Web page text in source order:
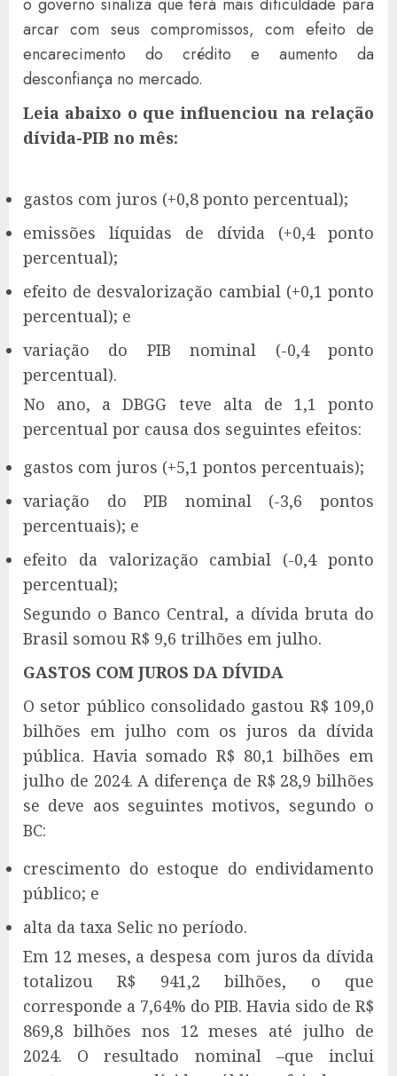
arcar com seus compromissos, com efeito de
encarecimento do crédito e aumento da
desconfiança no mercado.
Leia abaixo o que influenciou na relação
dívida-PIB no mês:
gastos com juros (+0,8 ponto percentual);
emissões líquidas de dívida (+0,4 ponto
percentual);
efeito de desvalorização cambial (+0,1 ponto
percentual); e
variação do PIB nominal (-0,4 ponto
percentual).
No ano, a DBGG teve alta de 1,1 ponto
percentual por causa dos seguintes efeitos:
gastos com juros (+5,1 pontos percentuais);
variação do PIB nominal (-3,6 pontos
percentuais); e
efeito da valorização cambial (-0,4 ponto
percentual);
Segundo o Banco Central, a dívida bruta do
Brasil somou R$ 9,6 trilhões em julho.
GASTOS COM JUROS DA DÍVIDA
O setor público consolidado gastou R$ 109,0
bilhões em julho com os juros da dívida
pública. Havia somado R$ 80,1 bilhões em
julho de 2024. A diferença de R$ 28,9 bilhões
se deve aos seguintes motivos, segundo o
BC:
crescimento do estoque do endividamento
público; e
alta da taxa Selic no período.
Em 12 meses, a despesa com juros da dívida
totalizou R$ 941,2 bilhões, o que
corresponde a 7,64% do PIB. Havia sido de R$
869,8 bilhões nos 12 meses até julho de
2024. O resultado nominal –que inclui